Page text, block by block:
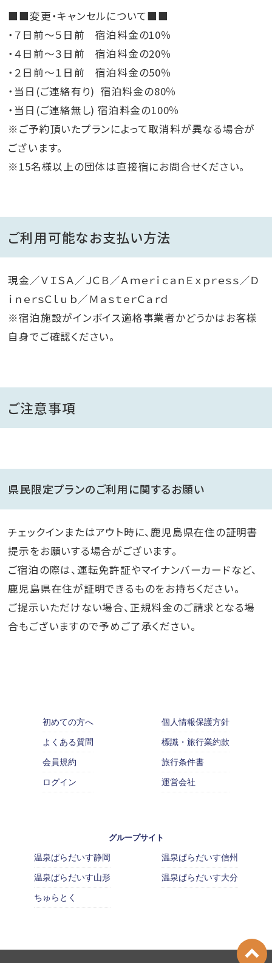
■■変更・キャンセルについて■■
・７日前～５日前 宿泊料金の10％
・４日前～３日前 宿泊料金の20％
・２日前～１日前 宿泊料金の50％
・当日(ご連絡有り) 宿泊料金の80％
・当日(ご連絡無し) 宿泊料金の100％
※ご予約頂いたプランによって取消料が異なる場合が
ございます。
※15名様以上の団体は直接宿にお問合せください。
ご利用可能なお支払い方法
現金／ＶＩＳＡ／ＪＣＢ／ＡｍｅｒｉｃａｎＥｘｐｒｅｓｓ／Ｄ
ｉｎｅｒｓＣｌｕｂ／ＭａｓｔｅｒＣａｒｄ
※宿泊施設がインボイス適格事業者かどうかはお客様
自身でご確認ください。
ご注意事項
県民限定プランのご利用に関するお願い
チェックインまたはアウト時に、鹿児島県在住の証明書
提示をお願いする場合がございます。
ご宿泊の際は、運転免許証やマイナンバーカードなど、
鹿児島県在住が証明できるものをお持ちください。
ご提示いただけない場合、正規料金のご請求となる場
合もございますので予めご了承ください。
初めての方へ
よくある質問
会員規約
ログイン
個人情報保護方針
標識・旅行業約款
旅行条件書
運営会社
グループサイト
温泉ぱらだいす静岡
温泉ぱらだいす山形
ちゅらとく
温泉ぱらだいす信州
温泉ぱらだいす大分